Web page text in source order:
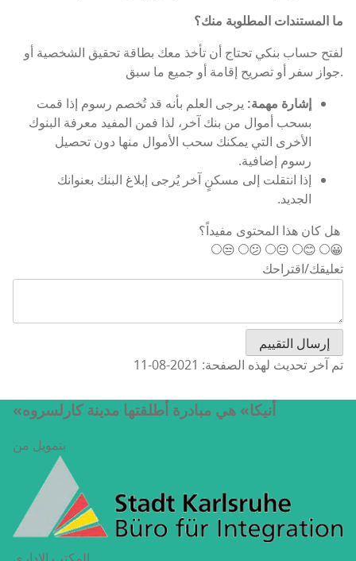
ما المستندات المطلوبة منك؟
لفتح حساب بنكي تحتاج أن تأخذ معك بطاقة تحقيق الشخصية أو
جواز سفر أو تصريح إقامة أو جميع ما سبق.
إشارة مهمة: يرجى العلم بأنه قد تُخصم رسوم إذا قمت
بسحب أموال من بنك آخر، لذا فمن المفيد معرفة البنوك
الأخرى التي يمكنك سحب الأموال منها دون تحصيل
رسوم إضافية.
إذا انتقلت إلى مسكنٍ آخر يُرجى إبلاغ البنك بعنوانك
الجديد.
هل كان هذا المحتوى مفيداً؟
😒
😕 😐 😊
😀
تعليقك/اقتراحك
تم آخر تحديث لهذه الصفحة: 2021-08-11
«أنيكا» هي مبادرة أطلقتها مدينة كارلسروه
بتمويل من